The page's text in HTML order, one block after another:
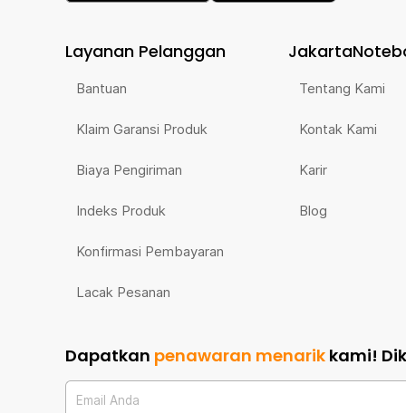
Layanan Pelanggan
Bantuan
Klaim Garansi Produk
Biaya Pengiriman
Indeks Produk
Konfirmasi Pembayaran
Lacak Pesanan
Tentang Kami
Kontak Kami
Karir
Blog
Dapatkan penawaran menarik kami!
Email Anda